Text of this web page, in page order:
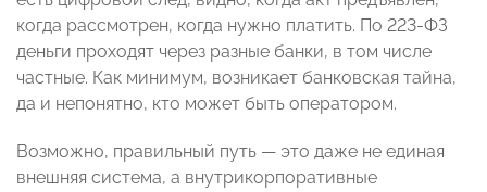
когда рассмотрен, когда нужно платить. По 223-ФЗ
деньги проходят через разные банки, в том числе
частные. Как минимум, возникает банковская тайна,
да и непонятно, кто может быть оператором.
Возможно, правильный путь — это даже не единая
внешняя система, а внутрикорпоративные